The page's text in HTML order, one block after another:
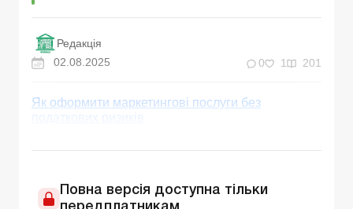
Редакція
02.08.2025
0 1 201
Як оформити маркетингові послуги без
податкових ризиків
Повна версія доступна тільки